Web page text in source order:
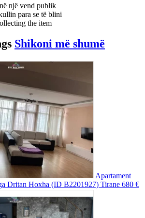
një vend publik
para se të blini
the item
Shikoni më shumë
Apartament
Dritan Hoxha (ID B2201927) Tirane 680 €